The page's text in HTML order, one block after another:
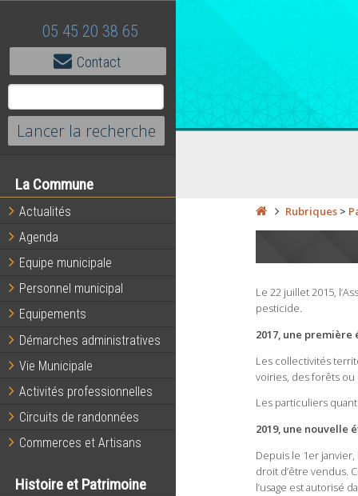
05 45 20 38 65
Contact
La Commune
Actualités
Agenda
Equipe municipale
Personnel municipal
Equipements
Démarches administratives
Vie Municipale
Activités professionnelles
Circuits de randonnées
Commerces et Artisans
Histoire et Patrimoine
Rubriques>
Le 22 juillet 2015,
pesticide.
2017, une
Les collectivités
voiries, des forêts
Les particuliers
2019, une nouvelle
Depuis le 1er
droit d’être vendus.
l’usage est autorisé